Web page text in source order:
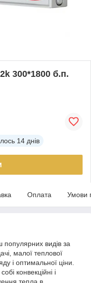
300*1800 б.п.
14 днів
Оплата Умови
видів за
малої теплової
і оптимальної ціни.
конвекційні і
тепла в